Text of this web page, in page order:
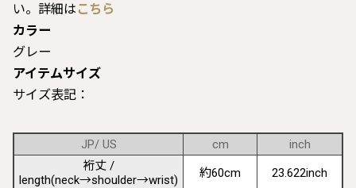
い。詳細は こちら
カラー
グレー
アイテムサイズ
サイズ表記：
JP/ US cm
inch
裄丈 /
length(neck→shoulder→wrist)
約60cm
23.622inch